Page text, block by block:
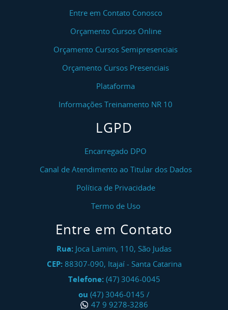
Entre em Contato Conosco
Orçamento Cursos Online
Orçamento Cursos Semipresenciais
Orçamento Cursos Presenciais
Plataforma
Informações Treinamento NR 10
LGPD
Encarregado DPO
Canal de Atendimento ao Titular dos Dados
Política de Privacidade
Termo de Uso
Entre em Contato
Rua: Joca Lamim, 110, São Judas
CEP: 88307-090, Itajaí- Santa Catarina
Telefone: (47) 3046-0045
ou (47) 3046-0145 /
47 9 9278-3286